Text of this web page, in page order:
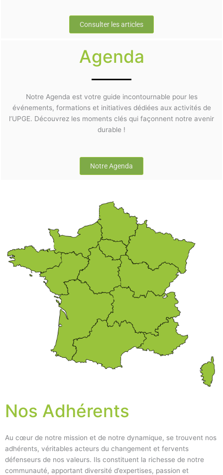
Consulter les articles
Agenda
Notre Agenda est votre guide incontournable pour les
événements, formations et initiatives dédiées aux activités de
l’UPGE. Découvrez les moments clés qui façonnent notre avenir
durable !
Notre Agenda
Nos Adhérents
Au cœur de notre mission et de notre dynamique, se trouvent nos
adhérents, véritables acteurs du changement et fervents
défenseurs de nos valeurs. Ils constituent la richesse de notre
communauté, apportant diversité d’expertises, passion et